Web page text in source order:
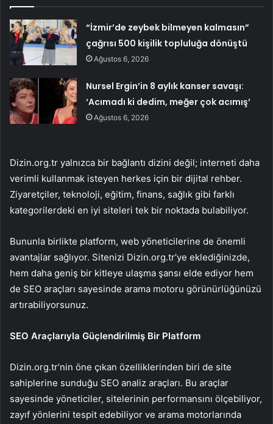
“İzmir’de zeybek bilmeyen kalmasın”
çağrısı 500 kişilik topluluğa dönüştü
Ağustos 6, 2026
Nursel Ergin’in 8 aylık kanser savaşı:
‘Acımadı ki dedim, meğer çok acımış’
Ağustos 6, 2026
Dizin.org.tr yalnızca bir bağlantı dizini değil; interneti daha
verimli kullanmak isteyen herkes için bir dijital rehber.
Ziyaretçiler, teknoloji, eğitim, finans, sağlık gibi farklı
kategorilerdeki en iyi siteleri tek bir noktada bulabiliyor.
Bununla birlikte platform, web yöneticilerine de önemli
avantajlar sağlıyor. Sitenizi Dizin.org.tr’ye eklediğinizde,
hem daha geniş bir kitleye ulaşma şansı elde ediyor hem
de SEO araçları sayesinde arama motoru görünürlüğünüzü
artırabiliyorsunuz.
SEO Araçlarıyla Güçlendirilmiş Bir Platform
Dizin.org.tr’nin öne çıkan özelliklerinden biri de site
sahiplerine sunduğu SEO analiz araçları. Bu araçlar
sayesinde yöneticiler, sitelerinin performansını ölçebiliyor,
zayıf yönlerini tespit edebiliyor ve arama motorlarında